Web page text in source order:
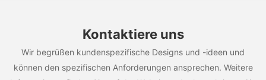
Kontaktiere uns
Wir begrüßen kundenspezifische Designs und -ideen und
können den spezifischen Anforderungen ansprechen. Weitere